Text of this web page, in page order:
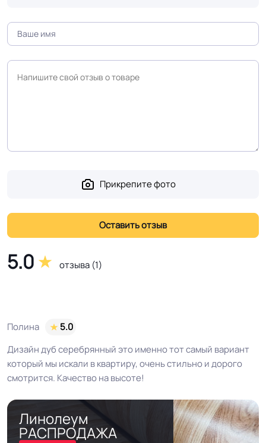
Срок службы 15 лет
Устойчивость к
Влагостойкий
Светло бежевый
Ламинат
5.0 отзыва (1)
Полина
5.0
Дизайн дуб серебрянный это именно тот самый вариант
который мы искали в квартиру, очень стильно и дорого
смотрится. Качество на высоте!
Прикрепите фото
Линолеум
РАСПРОДАЖА